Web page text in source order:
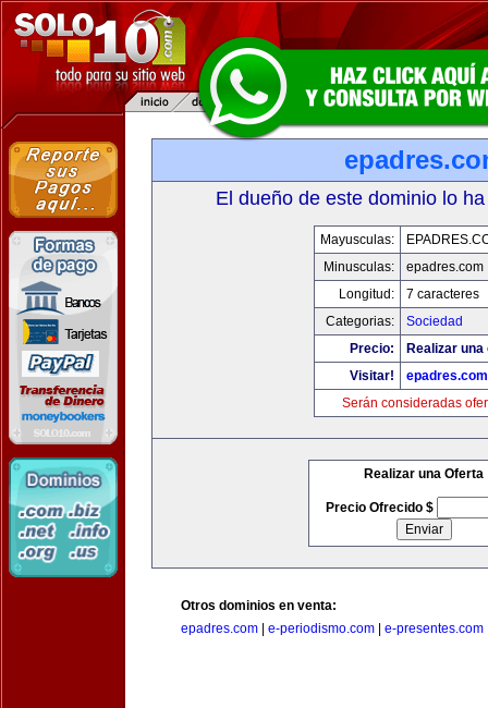
El dueño de este dominio lo
Mayusculas:
Minusculas:
epadres.com
Longitud:
7 caracteres
Categorias:
Sociedad
Precio:
Realizar
Visitar!
epadres.com
Serán consideradas
Realizar una Oferta
Precio Ofrecido $
Otros dominios en venta:
epadres.com
e-periodismo.com e-presentes.com